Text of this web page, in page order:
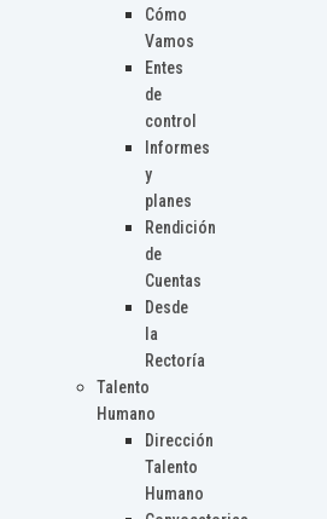
Cómo
Vamos
Entes
de
control
Informes
y
planes
Rendición
de
Cuentas
Desde
la
Rectoría
Talento
Humano
Dirección
Talento
Humano